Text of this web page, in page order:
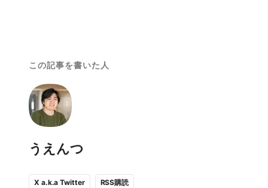
この記事を書いた人
うえんつ
X a.k.a Twitter RSS購読